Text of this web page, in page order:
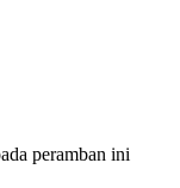
peramban ini